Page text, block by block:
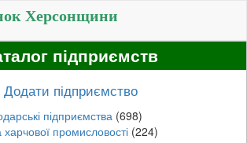
Херсонщини
підприємств
Додати підприємство
підприємства (698)
промисловості (224)